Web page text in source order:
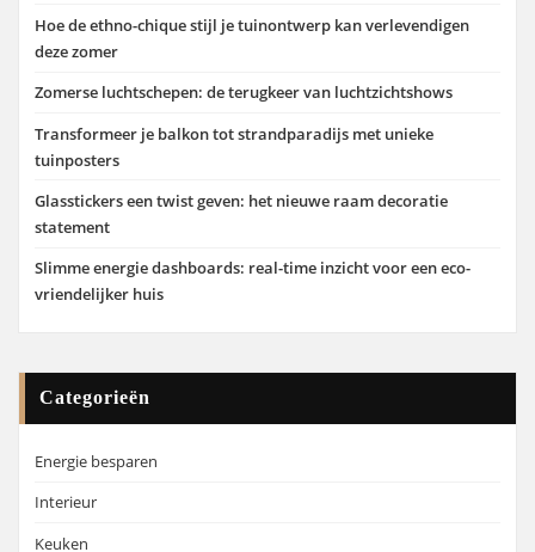
Hoe de ethno-chique stijl je tuinontwerp kan verlevendigen
deze zomer
Zomerse luchtschepen: de terugkeer van luchtzichtshows
Transformeer je balkon tot strandparadijs met unieke
tuinposters
Glasstickers een twist geven: het nieuwe raam decoratie
statement
Slimme energie dashboards: real-time inzicht voor een eco-
vriendelijker huis
Categorieën
Energie besparen
Interieur
Keuken